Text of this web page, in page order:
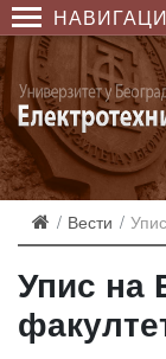
Вести
Упис на